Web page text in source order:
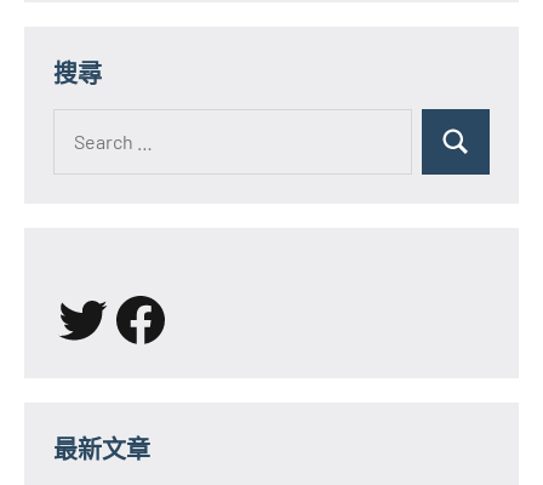
搜尋
for:
Search
X Facebook
最新文章